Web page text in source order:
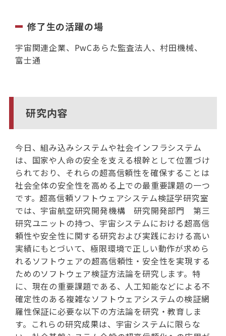
修了生の活躍の場
宇宙関連企業、PwCあらた監査法人、村田機械、
富士通
研究内容
今日、組み込みシステムや社会インフラシステム
は、国家や人命の安全を支える根幹として位置づけ
られており、それらの超高信頼性を確保することは
社会全体の安全性を高める上での最重要課題の一つ
です。超高信頼ソフトウェアシステム検証学研究室
では、宇宙航空研究開発機構 研究開発部門 第三
研究ユニットの持つ、宇宙システムにおける超高信
頼性や安全性に関する研究および実践における高い
実績にもとづいて、極限環境で正しい動作が求めら
れるソフトウェアの超高信頼性・安全性を実現する
ためのソフトウェア検証方法論を研究します。特
に、現在の重要課題である、人工知能などによる不
確定性のある複雑なソフトウェアシステムの検証網
羅性保証に必要な以下の方法論を研究・教育しま
す。これらの研究成果は、宇宙システムに限らな